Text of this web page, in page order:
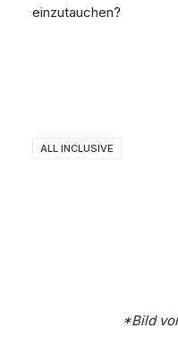
einzutauchen?
ALL INCLUSIVE
*Bild